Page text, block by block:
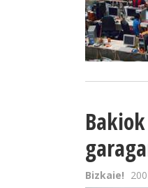
Bizkaie!